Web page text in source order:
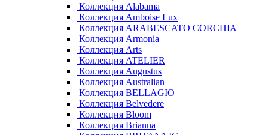
Коллекция Alabama
Коллекция Amboise Lux
Коллекция ARABESCATO CORCHIA
Коллекция Armonia
Коллекция Arts
Коллекция ATELIER
Коллекция Augustus
Коллекция Australian
Коллекция BELLAGIO
Коллекция Belvedere
Коллекция Bloom
Коллекция Brianna